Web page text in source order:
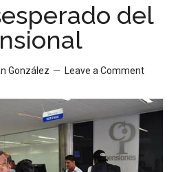
del
González Leave a Comment